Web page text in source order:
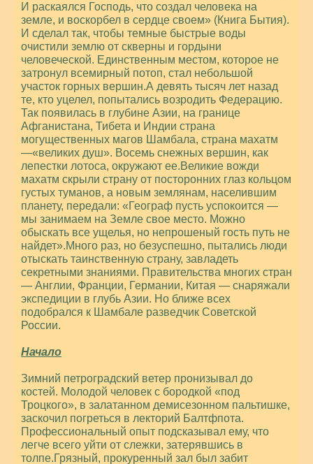
И раскаялся Господь, что создал человека на
земле, и воскорбел в сердце своем» (Книга Бытия).
И сделал так, чтобы темные быстрые воды
очистили землю от скверны и гордыни
человеческой. Единственным местом, которое не
затронул всемирный потоп, стал небольшой
участок горных вершин.А девять тысяч лет назад
те, кто уцелел, попытались возродить Федерацию.
Так появилась в глубине Азии, на границе
Афганистана, Тибета и Индии страна
могущественных магов Шамбала, страна махатм
—«великих душ». Восемь снежных вершин, как
лепестки лотоса, окружают ее.Великие вожди
махатм скрыли страну от посторонних глаз кольцом
густых туманов, а новым землянам, населившим
планету, передали: «Географ пусть успокоится —
мы занимаем на Земле свое место. Можно
обыскать все ущелья, но непрошеный гость путь не
найдет».Много раз, но безуспешно, пытались люди
отыскать таинственную страну, завладеть
секретными знаниями. Правительства многих стран
— Англии, Франции, Германии, Китая — снаряжали
экспедиции в глубь Азии. Но ближе всех
подобрался к Шамбале разведчик Советской
России.
Начало
Зимний петроградский ветер пронизывал до
костей. Молодой человек с бородкой «под
Троцкого», в залатанном демисезонном пальтишке,
заскочил погреться в лекторий Балтфпота.
Профессиональный опыт подсказывал ему, что
легче всего уйти от слежки, затерявшись в
толпе.Грязный, прокуренный зал был забит